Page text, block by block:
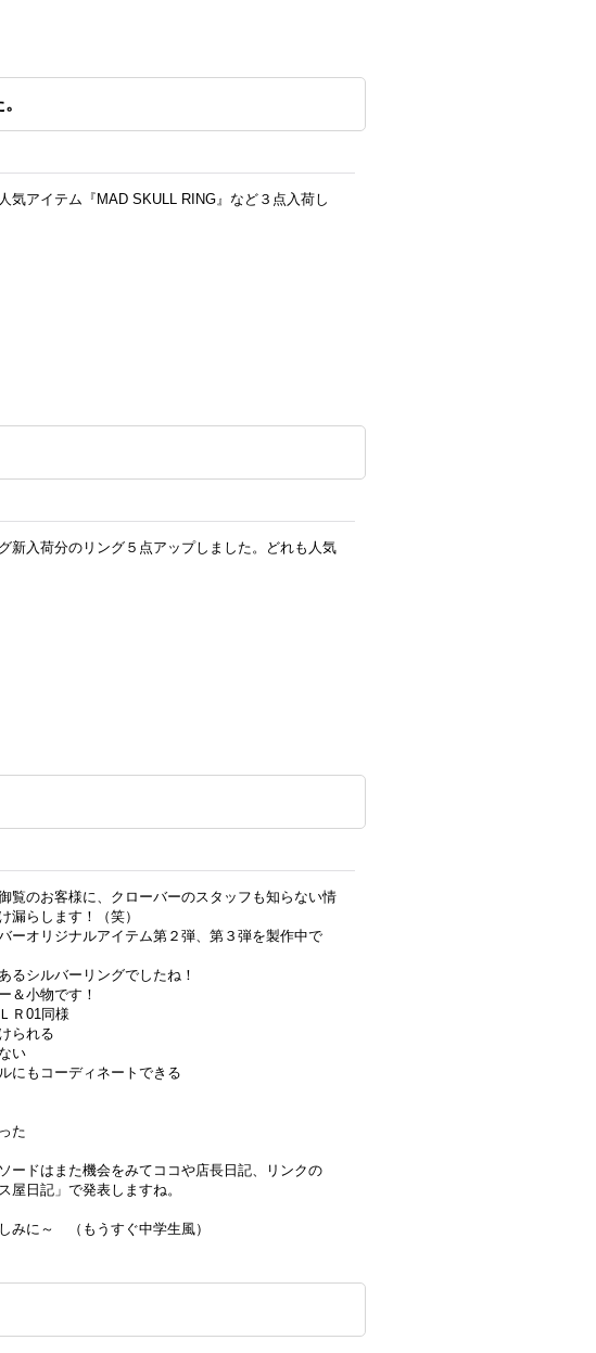
気アイテム『MAD SKULL RING』など３点入荷し
新入荷分のリング５点アップしました。どれも人気
覧のお客様に、クローバーのスタッフも知らない情
漏らします！（笑）
ーオリジナルアイテム第２弾、第３弾を製作中で
るシルバーリングでしたね！
＆小物です！
Ｒ01同様
られる
い
にもコーディネートできる
た
ードはまた機会をみてココや店長日記、リンクの
屋日記」で発表しますね。
みに～ （もうすぐ中学生風）